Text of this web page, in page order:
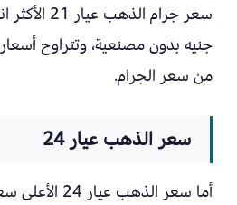
من سعر الجرام.
سعر الذهب عيار 24